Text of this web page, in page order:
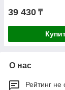
39 430 ₸
О нас
Рейтинг